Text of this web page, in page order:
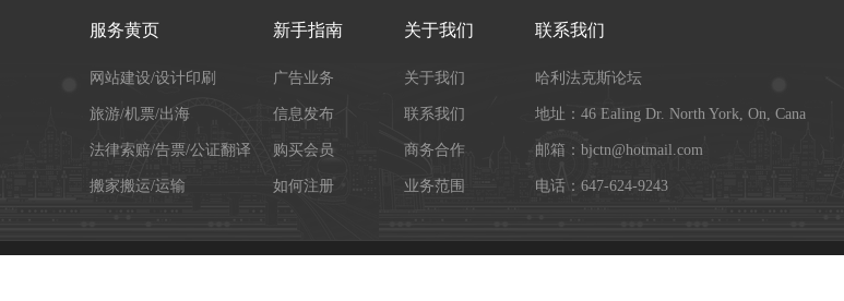
服务黄页
网站建设/设计印刷
旅游/机票/出海
法律索赔/告票/公证翻译
搬家搬运/运输
新手指南
广告业务
信息发布
购买会员
如何注册
关于我们
关于我们
联系我们
商务合作
业务范围
联系我们
哈利法克斯论坛
地址：46 Ealing Dr. North York, On, Cana
邮箱：bjctn@hotmail.com
电话：647-624-9243